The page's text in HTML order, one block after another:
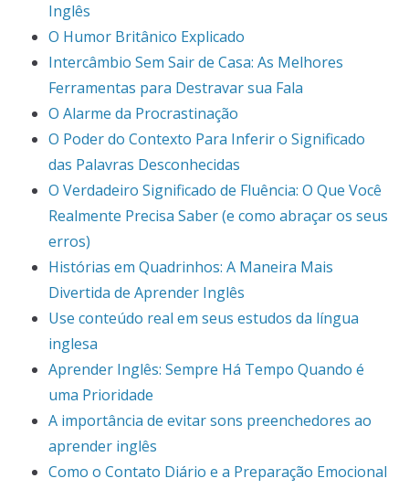
Inglês
O Humor Britânico Explicado
Intercâmbio Sem Sair de Casa: As Melhores
Ferramentas para Destravar sua Fala
O Alarme da Procrastinação
O Poder do Contexto Para Inferir o Significado
das Palavras Desconhecidas
O Verdadeiro Significado de Fluência: O Que Você
Realmente Precisa Saber (e como abraçar os seus
erros)
Histórias em Quadrinhos: A Maneira Mais
Divertida de Aprender Inglês
Use conteúdo real em seus estudos da língua
inglesa
Aprender Inglês: Sempre Há Tempo Quando é
uma Prioridade
A importância de evitar sons preenchedores ao
aprender inglês
Como o Contato Diário e a Preparação Emocional